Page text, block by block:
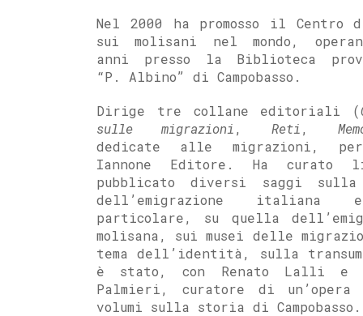
Nel 2000 ha promosso il Centro
sui molisani nel mondo,
anni presso la Biblioteca
“P. Albino” di Campobasso.
Dirige tre collane editoriali (
sulle migrazioni, Reti,
dedicate alle migrazioni, per
Iannone Editore. Ha
pubblicato diversi saggi
dell’emigrazione
particolare, su quella
molisana, sui musei delle
tema dell’identità, sulla
è stato, con Renato Lalli e
Palmieri, curatore di
volumi sulla storia di Campobasso.